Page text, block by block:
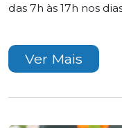
das 7h às 17h nos
Ver Mais